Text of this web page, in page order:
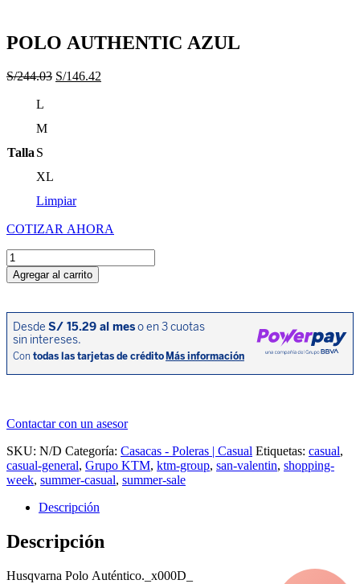
POLO AUTHENTIC AZUL
S/244.03 El
S/146.42
Talla
L
M
S
XL
Limpiar
COTIZAR AHORA
POLO
AUTHENTIC
AZUL
Agregar al carrito
Contactar con un asesor
SKU: N/D Categoría: Casacas - Poleras | Casual Etiquetas: casual,
casual-general, Grupo KTM, ktm-group, san-valentin, shopping-
week, summer-casual, summer-sale
Descripción
Descripción
Husqvarna Polo Auténtico._x000D_